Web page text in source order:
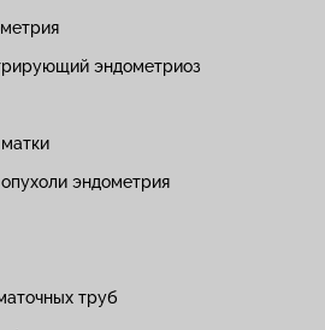
эндометриоз
эндометрия
труб